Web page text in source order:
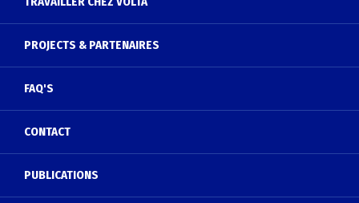
PROJECTS & PARTENAIRES
FAQ'S
CONTACT
PUBLICATIONS